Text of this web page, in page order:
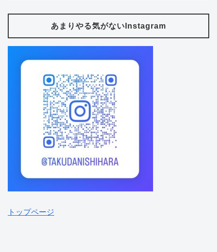
あまりやる気がないInstagram
トップページ